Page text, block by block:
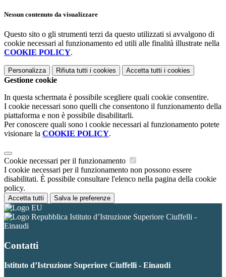
Nessun contenuto da visualizzare
Questo sito o gli strumenti terzi da questo utilizzati si avvalgono di
cookie necessari al funzionamento ed utili alle finalità illustrate nella
COOKIE POLICY.
Personalizza Rifiuta tutti i cookies Accetta tutti i cookies
Gestione cookie
In questa schermata è possibile scegliere quali cookie consentire.
I cookie necessari sono quelli che consentono il funzionamento della
piattaforma e non è possibile disabilitarli.
Per conoscere quali sono i cookie necessari al funzionamento potete
visionare la COOKIE POLICY.
Cookie necessari per il funzionamento
I cookie necessari per il funzionamento non possono essere
disabilitati. È possibile consultare l'elenco nella pagina della cookie
policy.
Accetta tutti Salva le preferenze
Istituto d’Istruzione Superiore Ciuffelli -
Einaudi
Contatti
Istituto d’Istruzione Superiore Ciuffelli - Einaudi